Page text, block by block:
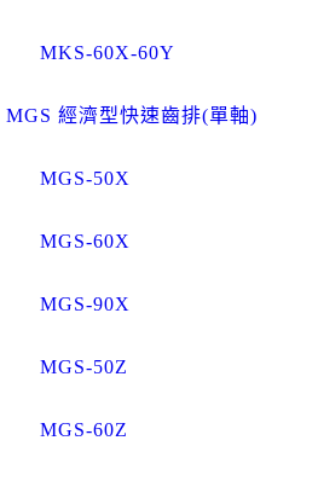
MKS-60X-60Y
▌MGS 經濟型快速齒排(單軸)
MGS-50X
MGS-60X
MGS-90X
MGS-50Z
MGS-60Z